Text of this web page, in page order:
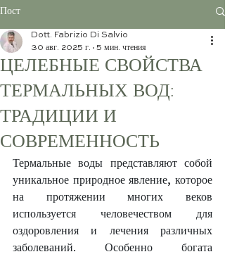
Пост
ЦЕЛЕБНЫЕ СВОЙСТВА
ТЕРМАЛЬНЫХ ВОД:
ТРАДИЦИИ И
СОВРЕМЕННОСТЬ
Dott. Fabrizio Di Salvio
30 авг. 2025 г.
5 мин. чтения
Термальные воды представляют собой
уникальное природное явление, которое
на протяжении многих веков
используется человечеством для
оздоровления и лечения различных
заболеваний. Особенно богата